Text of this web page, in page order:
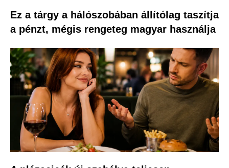
Ez a tárgy a hálószobában állítólag taszítja
a pénzt, mégis rengeteg magyar használja